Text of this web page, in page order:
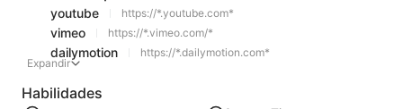
youtube https://*.youtube.com*
vimeo https://*.vimeo.com/*
dailymotion
https://*.dailymotion.com*
Expandir
Habilidades